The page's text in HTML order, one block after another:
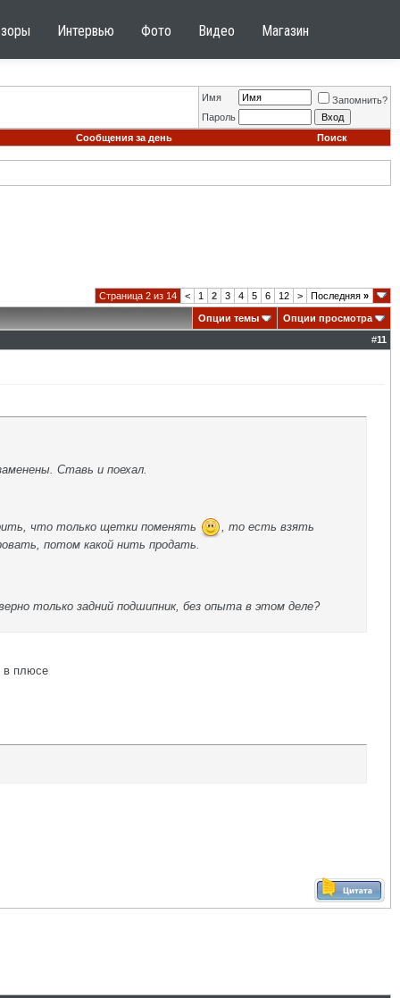
Интервью Фото Видео Магазин
Имя
Запомнить?
Пароль
Сообщения за день
Поиск
Страница 2 из 14 < 1 2 3 4 5 6 12 > Последняя »
Опции темы
Опции просмотра
#11
Ставь и поехал.
что только щетки поменять
, то есть взять
потом какой нить продать.
только задний подшипник, без опыта в этом деле?
в плюсе